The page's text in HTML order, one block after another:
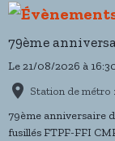
79ème
Le 21/08/2026 à
Station de métro
79ème anniversaire
fusillés FTPF-FFI